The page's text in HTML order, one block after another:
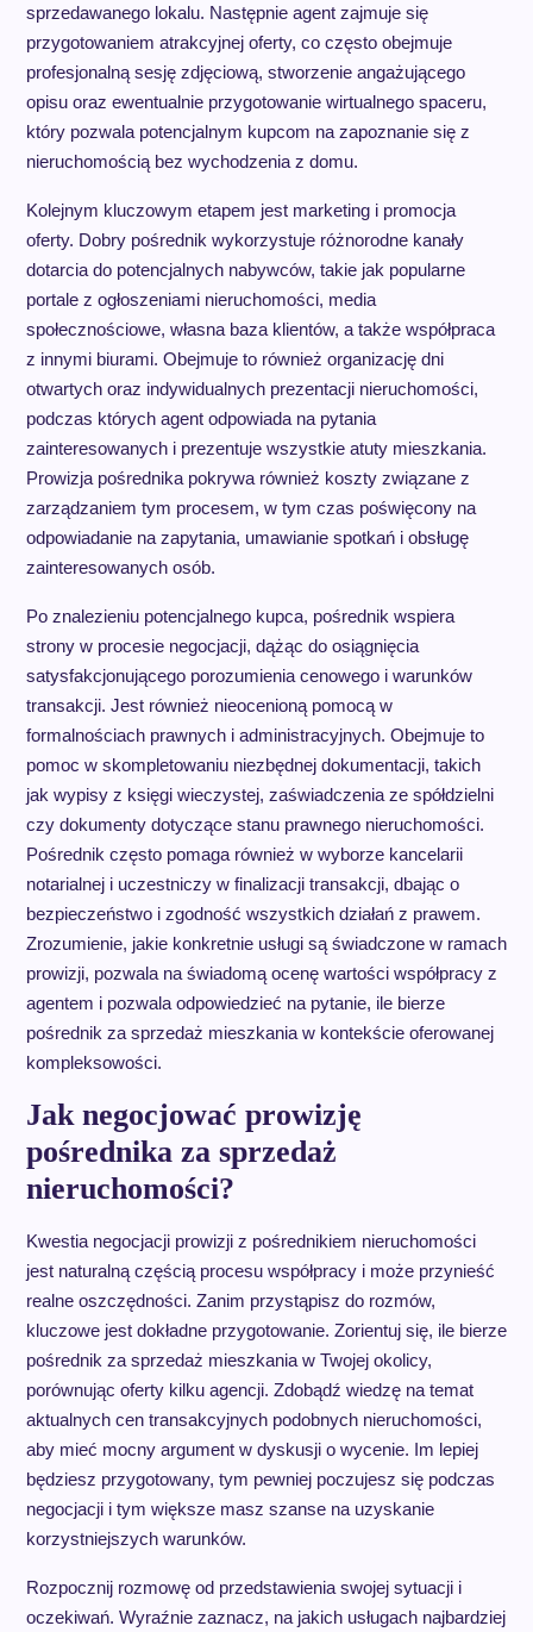
sprzedawanego lokalu. Następnie agent zajmuje się
przygotowaniem atrakcyjnej oferty, co często obejmuje
profesjonalną sesję zdjęciową, stworzenie angażującego
opisu oraz ewentualnie przygotowanie wirtualnego spaceru,
który pozwala potencjalnym kupcom na zapoznanie się z
nieruchomością bez wychodzenia z domu.
Kolejnym kluczowym etapem jest marketing i promocja
oferty. Dobry pośrednik wykorzystuje różnorodne kanały
dotarcia do potencjalnych nabywców, takie jak popularne
portale z ogłoszeniami nieruchomości, media
społecznościowe, własna baza klientów, a także współpraca
z innymi biurami. Obejmuje to również organizację dni
otwartych oraz indywidualnych prezentacji nieruchomości,
podczas których agent odpowiada na pytania
zainteresowanych i prezentuje wszystkie atuty mieszkania.
Prowizja pośrednika pokrywa również koszty związane z
zarządzaniem tym procesem, w tym czas poświęcony na
odpowiadanie na zapytania, umawianie spotkań i obsługę
zainteresowanych osób.
Po znalezieniu potencjalnego kupca, pośrednik wspiera
strony w procesie negocjacji, dążąc do osiągnięcia
satysfakcjonującego porozumienia cenowego i warunków
transakcji. Jest również nieocenioną pomocą w
formalnościach prawnych i administracyjnych. Obejmuje to
pomoc w skompletowaniu niezbędnej dokumentacji, takich
jak wypisy z księgi wieczystej, zaświadczenia ze spółdzielni
czy dokumenty dotyczące stanu prawnego nieruchomości.
Pośrednik często pomaga również w wyborze kancelarii
notarialnej i uczestniczy w finalizacji transakcji, dbając o
bezpieczeństwo i zgodność wszystkich działań z prawem.
Zrozumienie, jakie konkretnie usługi są świadczone w ramach
prowizji, pozwala na świadomą ocenę wartości współpracy z
agentem i pozwala odpowiedzieć na pytanie, ile bierze
pośrednik za sprzedaż mieszkania w kontekście oferowanej
kompleksowości.
Jak negocjować prowizję
pośrednika za sprzedaż
nieruchomości?
Kwestia negocjacji prowizji z pośrednikiem nieruchomości
jest naturalną częścią procesu współpracy i może przynieść
realne oszczędności. Zanim przystąpisz do rozmów,
kluczowe jest dokładne przygotowanie. Zorientuj się, ile bierze
pośrednik za sprzedaż mieszkania w Twojej okolicy,
porównując oferty kilku agencji. Zdobądź wiedzę na temat
aktualnych cen transakcyjnych podobnych nieruchomości,
aby mieć mocny argument w dyskusji o wycenie. Im lepiej
będziesz przygotowany, tym pewniej poczujesz się podczas
negocjacji i tym większe masz szanse na uzyskanie
korzystniejszych warunków.
Rozpocznij rozmowę od przedstawienia swojej sytuacji i
oczekiwań. Wyraźnie zaznacz, na jakich usługach najbardziej